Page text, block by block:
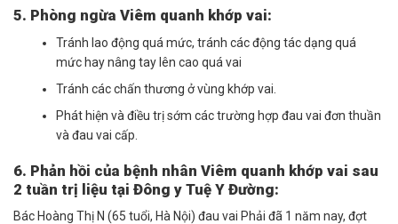
5. Phòng ngừa Viêm quanh khớp vai:
Tránh lao động quá mức, tránh các động tác dạng quá
mức hay nâng tay lên cao quá vai
Tránh các chấn thương ở vùng khớp vai.
Phát hiện và điều trị sớm các trường hợp đau vai đơn thuần
và đau vai cấp.
6. Phản hồi của bệnh nhân Viêm quanh khớp vai sau
2 tuần trị liệu tại Đông y Tuệ Y Đường:
Bác Hoàng Thị N (65 tuổi, Hà Nội) đau vai Phải đã 1 năm nay, đợt